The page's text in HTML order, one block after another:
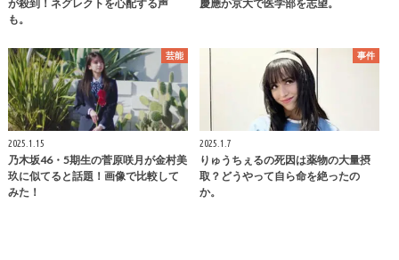
が殺到！ネグレクトを心配する声
も。
慶應か京大で医学部を志望。
芸能
2025.1.15
乃木坂46・5期生の菅原咲月が金村美
玖に似てると話題！画像で比較して
みた！
事件
2025.1.7
りゅうちぇるの死因は薬物の大量摂
取？どうやって自ら命を絶ったの
か。